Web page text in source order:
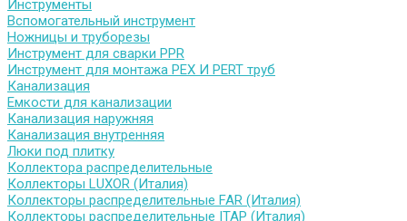
Инструменты
Вспомогательный инструмент
Ножницы и труборезы
Инструмент для сварки PPR
Инструмент для монтажа PEX И PERT труб
Канализация
Емкости для канализации
Канализация наружняя
Канализация внутренняя
Люки под плитку
Коллектора распределительные
Коллекторы LUXOR (Италия)
Коллекторы распределительные FAR (Италия)
Коллекторы распределительные ITAP (Италия)